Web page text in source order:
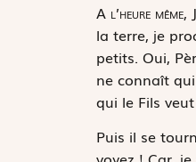
A l’heure même,
la terre, je
petits. Oui,
ne connaît
qui le Fils
Puis il se